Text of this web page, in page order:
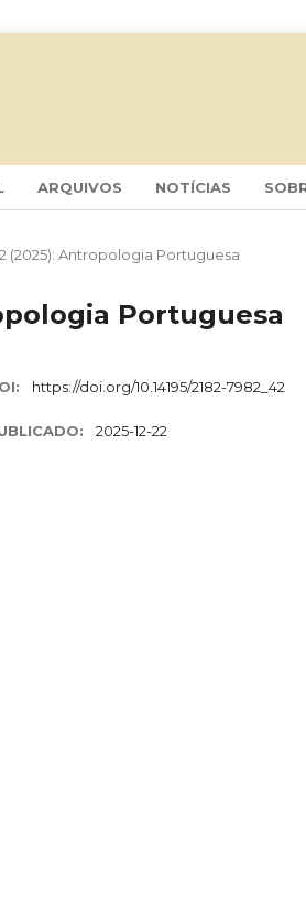
ARQUIVOS NOTÍCIAS
(2025): Antropologia Portuguesa
Portuguesa
https://doi.org/10.14195/2182-7982_42
2025-12-22